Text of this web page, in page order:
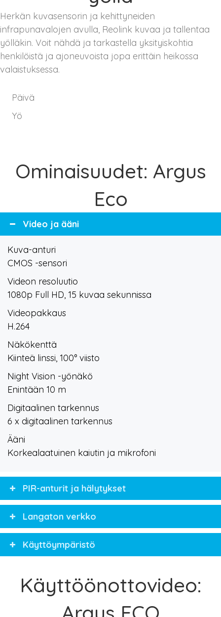
Herkän kuvasensorin ja kehittyneiden
infrapunavalojen avulla, Reolink kuvaa ja tallentaa
yölläkin. Voit nähdä ja tarkastella yksityiskohtia
henkilöistä ja ajoneuvoista jopa erittäin heikossa
valaistuksessa.
Päivä
Yö
Ominaisuudet: Argus
Eco
Video ja ääni
Kuva-anturi
CMOS -sensori
Videon resoluutio
1080p Full HD, 15 kuvaa sekunnissa
Videopakkaus
H.264
Näkökenttä
Kiinteä linssi, 100° viisto
Night Vision -yönäkö
Enintään 10 m
Digitaalinen tarkennus
6 x digitaalinen tarkennus
Ääni
Korkealaatuinen kaiutin ja mikrofoni
PIR-anturit ja hälytykset
Langaton verkko
Käyttöympäristö
Käyttöönottovideo: